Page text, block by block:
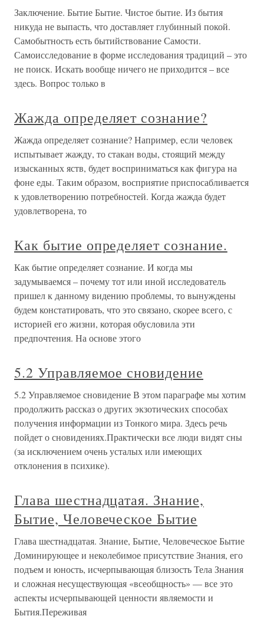
Заключение. Бытие Бытие. Чистое бытие. Из бытия
никуда не выпасть, что доставляет глубинный покой.
Самобытность есть бытийствование Самости.
Самоисследование в форме исследования традиций – это
не поиск. Искать вообще ничего не приходится – все
здесь. Вопрос только в
Жажда определяет сознание?
Жажда определяет сознание? Например, если человек
испытывает жажду, то стакан воды, стоящий между
изысканных яств, будет восприниматься как фигура на
фоне еды. Таким образом, восприятие приспосабливается
к удовлетворению потребностей. Когда жажда будет
удовлетворена, то
Как бытие определяет сознание.
Как бытие определяет сознание. И когда мы
задумываемся – почему тот или иной исследователь
пришел к данному видению проблемы, то вынуждены
будем констатировать, что это связано, скорее всего, с
историей его жизни, которая обусловила эти
предпочтения. На основе этого
5.2 Управляемое сновидение
5.2 Управляемое сновидение В этом параграфе мы хотим
продолжить рассказ о других экзотических способах
получения информации из Тонкого мира. Здесь речь
пойдет о сновидениях.Практически все люди видят сны
(за исключением очень усталых или имеющих
отклонения в психике).
Глава шестнадцатая. Знание,
Бытие, Человеческое Бытие
Глава шестнадцатая. Знание, Бытие, Человеческое Бытие
Доминирующее и неколебимое присутствие Знания, его
подъем и юность, исчерпывающая близость Тела Знания
и сложная несуществующая «всеобщность» — все это
аспекты исчерпывающей ценности являемости и
Бытия.Переживая